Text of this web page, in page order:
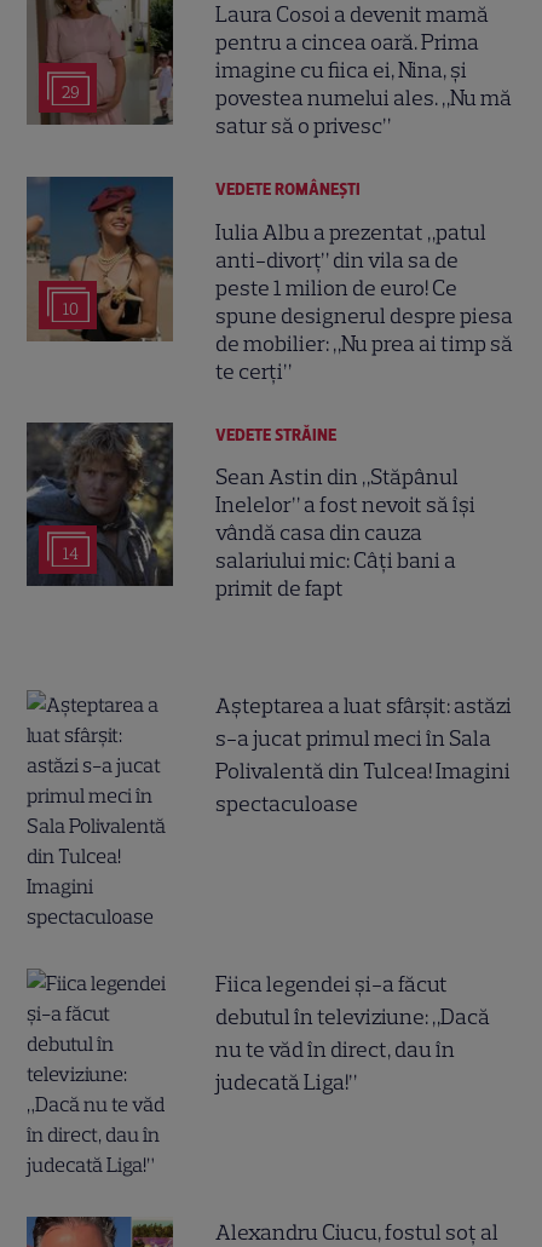
29
Laura Cosoi a devenit mamă
pentru a cincea oară. Prima
imagine cu fiica ei, Nina, și
povestea numelui ales. „Nu mă
satur să o privesc”
10
VEDETE ROMÂNEŞTI
Iulia Albu a prezentat „patul
anti-divorț” din vila sa de
peste 1 milion de euro! Ce
spune designerul despre piesa
de mobilier: „Nu prea ai timp să
te cerți”
14
VEDETE STRĂINE
Sean Astin din „Stăpânul
Inelelor” a fost nevoit să își
vândă casa din cauza
salariului mic: Câți bani a
primit de fapt
Așteptarea a luat sfârșit: astăzi
s-a jucat primul meci în Sala
Polivalentă din Tulcea! Imagini
spectaculoase
Fiica legendei și-a făcut
debutul în televiziune: „Dacă
nu te văd în direct, dau în
judecată Liga!”
Alexandru Ciucu, fostul soț al